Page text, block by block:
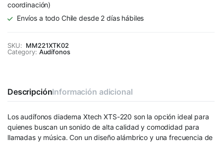
coordinación)
Envíos a todo Chile desde 2 días hábiles
SKU: MM221XTK02
Category: Audífonos
DescripciónInformación adicional
Los audífonos diadema Xtech XTS-220 son la opción ideal para
quienes buscan un sonido de alta calidad y comodidad para
llamadas y música. Con un diseño alámbrico y una frecuencia de